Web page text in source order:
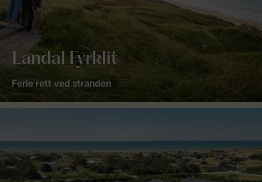
Landal Fyrklit
Ferie rett ved stranden